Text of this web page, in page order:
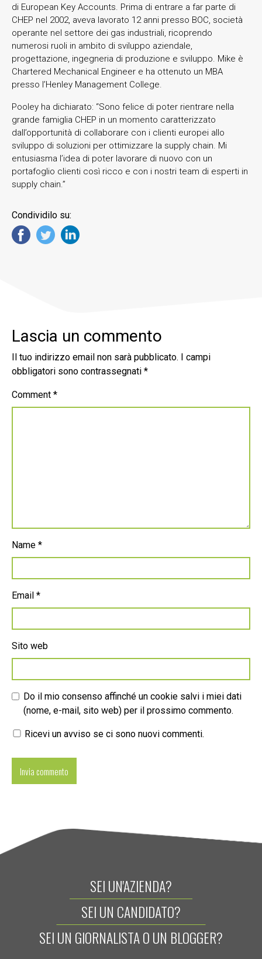
di European Key Accounts. Prima di entrare a far parte di
CHEP nel 2002, aveva lavorato 12 anni presso BOC, società
operante nel settore dei gas industriali, ricoprendo
numerosi ruoli in ambito di sviluppo aziendale,
progettazione, ingegneria di produzione e sviluppo. Mike è
Chartered Mechanical Engineer e ha ottenuto un MBA
presso l’Henley Management College.
Pooley ha dichiarato: “Sono felice di poter rientrare nella
grande famiglia CHEP in un momento caratterizzato
dall’opportunità di collaborare con i clienti europei allo
sviluppo di soluzioni per ottimizzare la supply chain. Mi
entusiasma l’idea di poter lavorare di nuovo con un
portafoglio clienti così ricco e con i nostri team di esperti in
supply chain.”
Condividilo su:
Lascia un commento
Il tuo indirizzo email non sarà pubblicato.
I campi
obbligatori sono contrassegnati *
Comment *
Name *
Email *
Sito web
Do il mio consenso affinché un cookie salvi i miei dati
(nome, e-mail, sito web) per il prossimo commento.
Ricevi un avviso se ci sono nuovi commenti.
SEI UN'AZIENDA?
SEI UN CANDIDATO?
SEI UN GIORNALISTA O UN BLOGGER?